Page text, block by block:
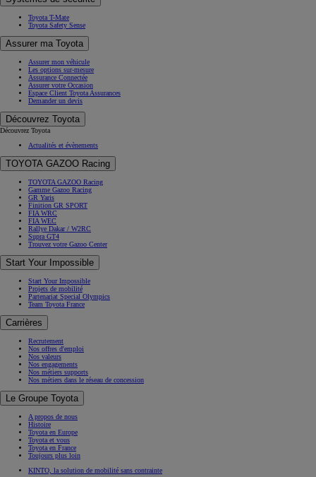
Toyota T-Mate
Toyota Safety Sense
Assurer ma Toyota
Assurer mon véhicule
Les options sur-mesure
Assurance Connectée
Assurer votre Occasion
Espace Client Toyota Assurances
Demander un devis
Découvrez Toyota
Découvrez Toyota
Actualités et évènements
TOYOTA GAZOO Racing
TOYOTA GAZOO Racing
Gamme Gazoo Racing
GR Yaris
Finition GR SPORT
FIA WRC
FIA WEC
Rallye Dakar / W2RC
Supra GT4
Trouvez votre Gazoo Center
Start Your Impossible
Start Your Impossible
Projets de mobilité
Partenariat Special Olympics
Team Toyota France
Carrières
Recrutement
Nos offres d'emploi
Nos valeurs
Nos engagements
Nos métiers supports
Nos métiers dans le réseau de concession
Le Groupe Toyota
A propos de nous
Histoire
Toyota en Europe
Toyota et vous
Toyota en France
Toujours plus loin
KINTO, la solution de mobilité sans contrainte